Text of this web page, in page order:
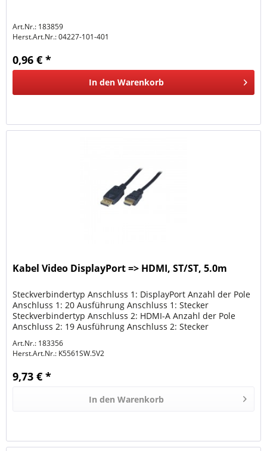
Art.Nr.: 183859
Herst.Art.Nr.:04227-101-401
0,96 € *
In den Warenkorb
Kabel Video DisplayPort => HDMI, ST/ST, 5.0m
Steckverbindertyp Anschluss 1: DisplayPort Anzahl der Pole
Anschluss 1: 20 Ausführung Anschluss 1: Stecker
Steckverbindertyp Anschluss 2: HDMI-A Anzahl der Pole
Anschluss 2: 19 Ausführung Anschluss 2: Stecker
Art.Nr.: 183356
Herst.Art.Nr.: K5561SW.5V2
9,73 € *
In den Warenkorb